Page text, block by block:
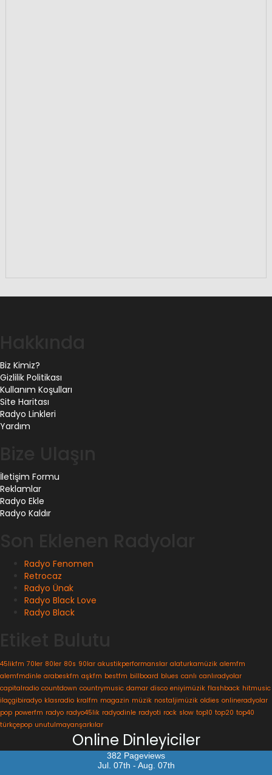
Biz Kimiz?
Gizlilik Politikası
Kullanım Koşulları
Site Haritası
Radyo Linkleri
Yardım
İletişim Formu
Reklamlar
Radyo Ekle
Radyo Kaldır
Radyo Fenomen
Retrocaz
Radyo Ünak
Radyo Black Love
Radyo Black
45likfm 70ler 80ler 80s 90lar akustikperformanslar alaturkamüzik alemfm
alemfmdinle arabeskfm aşkfm bestfm billboard blues canlı canlıradyolar
capitalradio countdown countrymusic damar disco eniyimüzik flashback hitmusic
ilaçgibiradyo klasradio kralfm magazin müzik nostaljimüzik oldies onlineradyolar
pop powerfm radyo radyo45lik radyodinle radyoti rock slow top10 top20 top40
türkçepop unutulmayanşarkılar
Online Dinleyiciler
382 Pageviews
Jul. 07th - Aug. 07th